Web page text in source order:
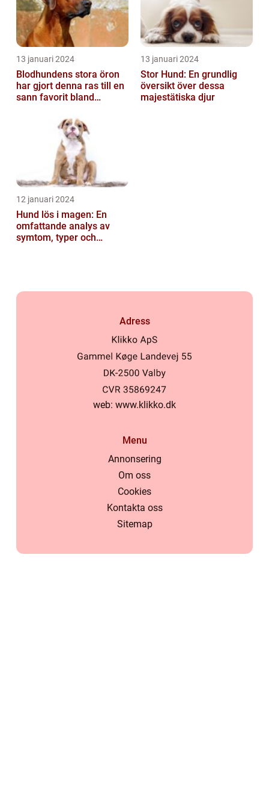
13 januari 2024
Blodhundens stora öron
har gjort denna ras till en
sann favorit bland
13 januari 2024
Stor Hund: En grundlig
översikt över dessa
majestätiska djur
12 januari 2024
Hund lös i magen: En
omfattande analys av
symtom, typer och
Adress
web: www.klikko.dk
Menu
Annonsering
Om oss
Cookies
Kontakta oss
Sitemap